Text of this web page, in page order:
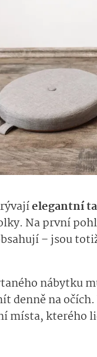
elegantní
Na první
– jsou
nábytku
denně na očích.
místa, kterého